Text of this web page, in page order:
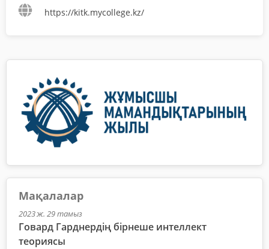
https://kitk.mycollege.kz/
Мақалалар
2023 ж. 29 тамыз
Говард Гарднердің бірнеше интеллект
теориясы